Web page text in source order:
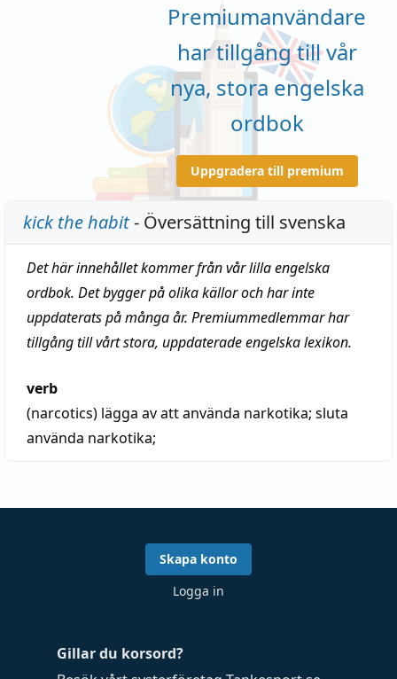
Premiumanvändare
har tillgång till vår
nya, stora engelska
ordbok
Uppgradera till premium
kick the habit- Översättning till svenska
Det här innehållet kommer från vår lilla engelska
ordbok. Det bygger på olika källor och har inte
uppdaterats på många år. Premiummedlemmar har
tillgång till vårt stora, uppdaterade engelska lexikon.
verb
(narcotics) lägga av att använda narkotika; sluta
använda narkotika;
Gillar du korsord?
Skapa konto
Logga in